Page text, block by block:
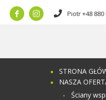
Piotr+48 880
STRONA
NASZA
Ściany